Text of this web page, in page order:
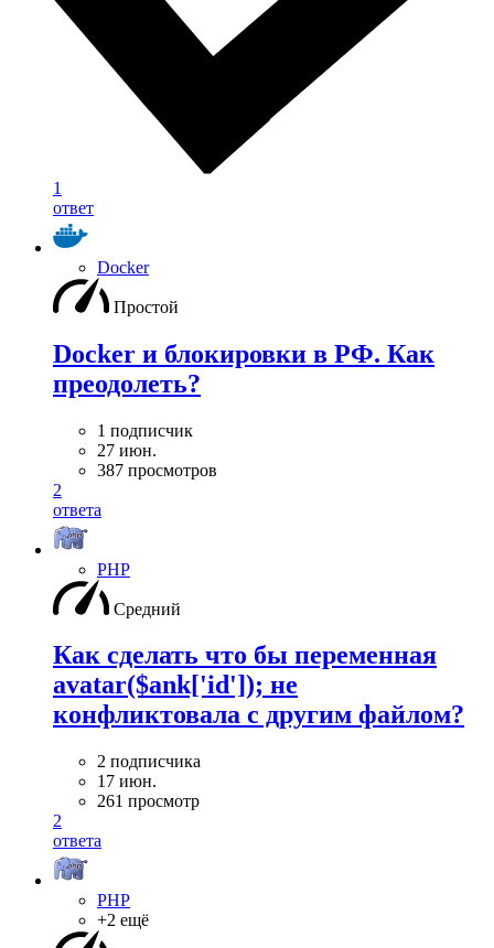
1
ответ
Docker
Простой
Docker и блокировки в РФ. Как
преодолеть?
1 подписчик
27 июн.
387 просмотров
2
ответа
PHP
Средний
Как сделать что бы переменная
avatar($ank['id']); не
конфликтовала с другим файлом?
2 подписчика
17 июн.
261 просмотр
2
ответа
PHP
+2 ещё